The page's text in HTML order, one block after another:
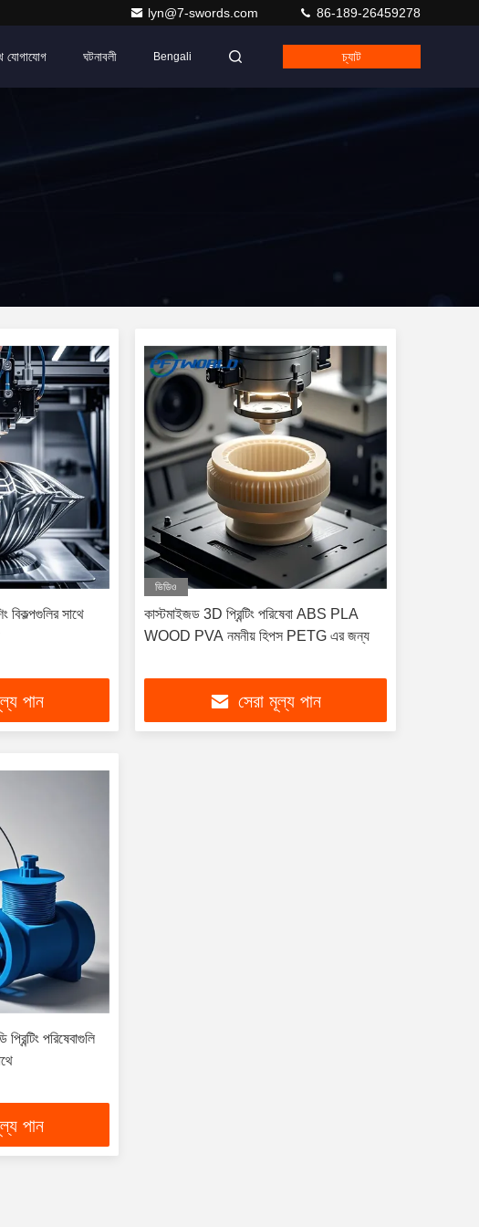
lyn@7-swords.com 86-189-26459278
যোগাযোগ ঘটনাবলী Bengali চ্যাট
বিকল্পগুলির সাথে
পান
ভিডিও
কাস্টমাইজড 3D প্রিন্টিং পরিষেবা ABS PLA
WOOD PVA নমনীয় হিপস PETG এর জন্য
সেরা মূল্য পান
পরিষেবাগুলি
পান